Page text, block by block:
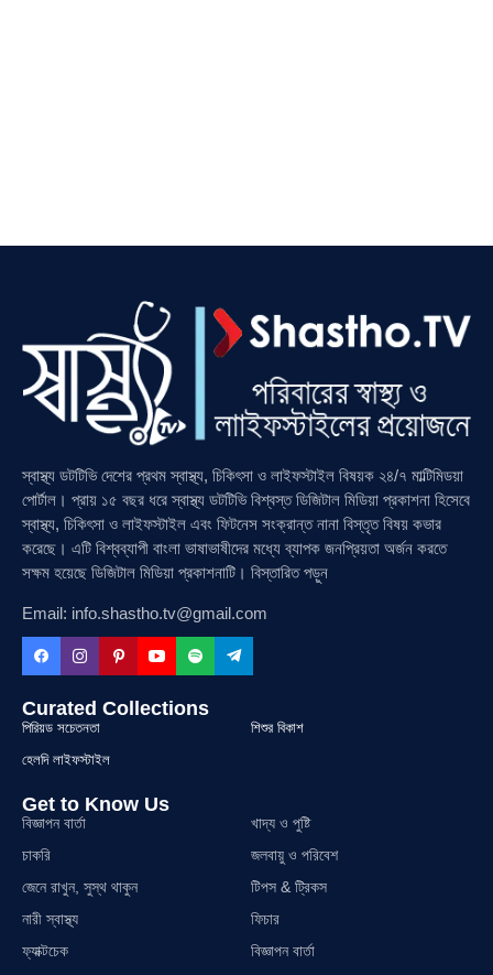
স্বাস্থ্য ডটটিভি দেশের প্রথম স্বাস্থ্য, চিকিৎসা ও লাইফস্টাইল বিষয়ক ২৪/৭ মাল্টিমিডয়া
পোর্টাল। প্রায় ১৫ বছর ধরে স্বাস্থ্য ডটটিভি বিশ্বস্ত ডিজিটাল মিডিয়া প্রকাশনা হিসেবে
স্বাস্থ্য, চিকিৎসা ও লাইফস্টাইল এবং ফিটনেস সংক্রান্ত নানা বিস্তৃত বিষয় কভার
করেছে। এটি বিশ্বব্যাপী বাংলা ভাষাভাষীদের মধ্যে ব্যাপক জনপ্রিয়তা অর্জন করতে
সক্ষম হয়েছে ডিজিটাল মিডিয়া প্রকাশনাটি। বিস্তারিত পড়ুন
Email: info.shastho.tv@gmail.com
Curated Collections
পিরিয়ড সচেতনতা
শিশুর বিকাশ
হেলদি লাইফস্টাইল
Get to Know Us
বিজ্ঞাপন বার্তা
খাদ্য ও পুষ্টি
চাকরি
জলবায়ু ও পরিবেশ
জেনে রাখুন, সুস্থ থাকুন
টিপস & ট্রিকস
নারী স্বাস্থ্য
ফিচার
ফ্যাক্টচেক
বিজ্ঞাপন বার্তা